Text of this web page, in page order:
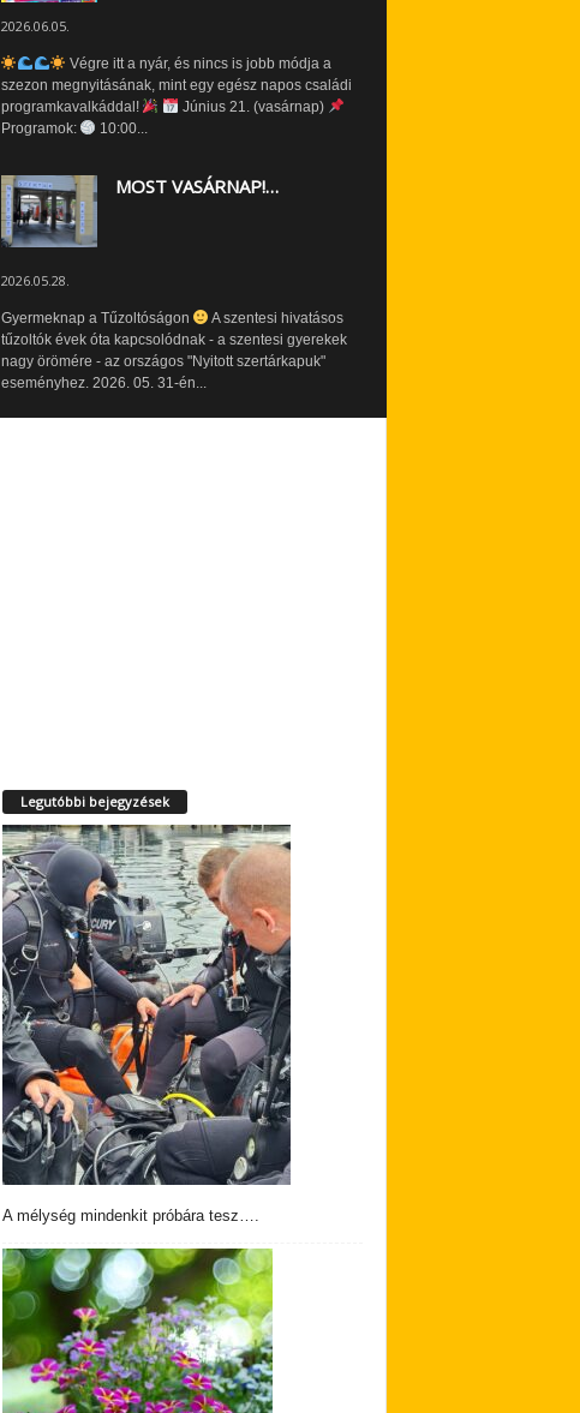
2026.06.05.
Végre itt a nyár, és nincs is jobb módja a
szezon megnyitásának, mint egy egész napos családi
programkavalkáddal!
Június 21. (vasárnap)
Programok:
10:00...
MOST VASÁRNAP!…
2026.05.28.
Gyermeknap a Tűzoltóságon
A szentesi hivatásos
tűzoltók évek óta kapcsolódnak - a szentesi gyerekek
nagy örömére - az országos "Nyitott szertárkapuk"
eseményhez. 2026. 05. 31-én...
Legutóbbi bejegyzések
A mélység mindenkit próbára tesz….